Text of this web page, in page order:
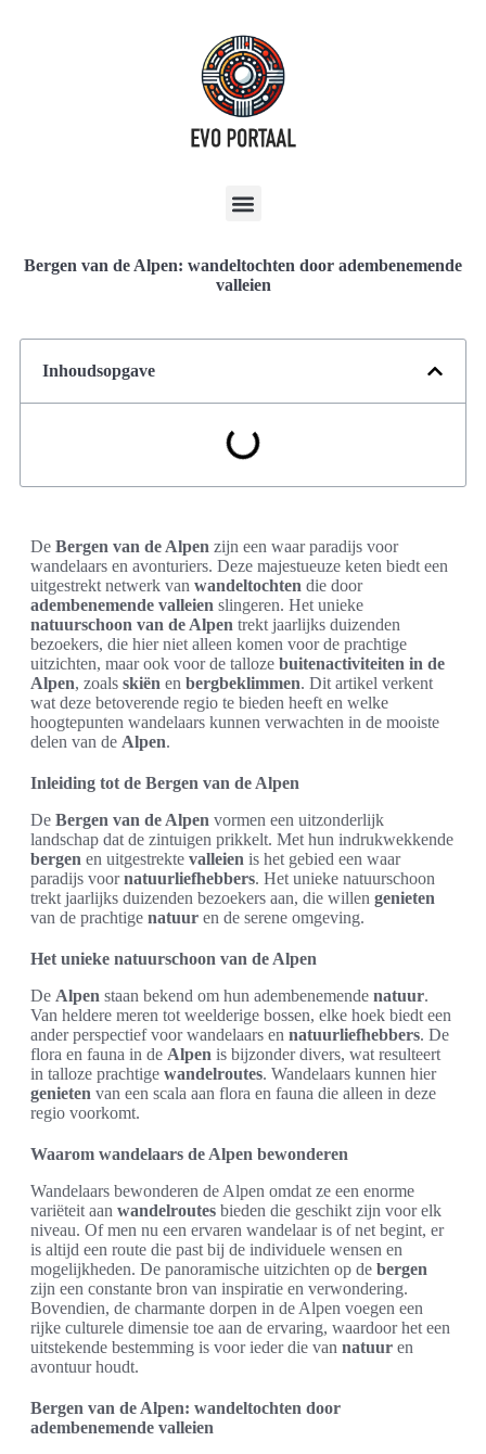
Bergen van de Alpen: wandeltochten door adembenemende
valleien
Inhoudsopgave
De Bergen van de Alpen zijn een waar paradijs voor
wandelaars en avonturiers. Deze majestueuze keten biedt een
uitgestrekt netwerk van wandeltochten die door
adembenemende valleien slingeren. Het unieke
natuurschoon van de Alpen trekt jaarlijks duizenden
bezoekers, die hier niet alleen komen voor de prachtige
uitzichten, maar ook voor de talloze buitenactiviteiten in de
Alpen, zoals skiën en bergbeklimmen. Dit artikel verkent
wat deze betoverende regio te bieden heeft en welke
hoogtepunten wandelaars kunnen verwachten in de mooiste
delen van de Alpen.
Inleiding tot de Bergen van de Alpen
De Bergen van de Alpen vormen een uitzonderlijk
landschap dat de zintuigen prikkelt. Met hun indrukwekkende
bergen en uitgestrekte valleien is het gebied een waar
paradijs voornatuurliefhebbers. Het unieke natuurschoon
trekt jaarlijks duizenden bezoekers aan, die willen genieten
van de prachtige natuur en de serene omgeving.
Het unieke natuurschoon van de Alpen
De Alpen staan bekend om hun adembenemende natuur.
Van heldere meren tot weelderige bossen, elke hoek biedt een
ander perspectief voor wandelaars en natuurliefhebbers. De
flora en fauna in de Alpen is bijzonder divers, wat resulteert
in talloze prachtige wandelroutes. Wandelaars kunnen hier
genieten van een scala aan flora en fauna die alleen in deze
regio voorkomt.
Waarom wandelaars de Alpen bewonderen
Wandelaars bewonderen de Alpen omdat ze een enorme
variëteit aan wandelroutes bieden die geschikt zijn voor elk
niveau. Of men nu een ervaren wandelaar is of net begint, er
is altijd een route die past bij de individuele wensen en
mogelijkheden. De panoramische uitzichten op de bergen
zijn een constante bron van inspiratie en verwondering.
Bovendien, de charmante dorpen in de Alpen voegen een
rijke culturele dimensie toe aan de ervaring, waardoor het een
uitstekende bestemming is voor ieder die van natuur en
avontuur houdt.
Bergen van de Alpen: wandeltochten door
adembenemende valleien